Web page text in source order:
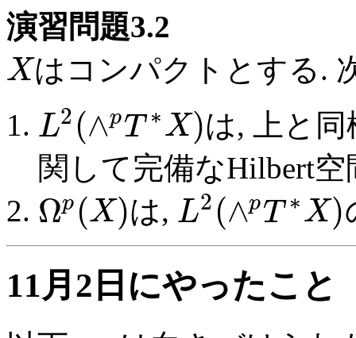
演習問題3.2
Xはコンパクトとする.
L2 (∧pT ∗X)は, 上と
関して完備なHilbert
Ωp (X)は, L2 (∧pT ∗X)
11月2日にやったこと